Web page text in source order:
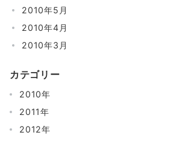
2010年5月
2010年4月
2010年3月
カテゴリー
2010年
2011年
2012年